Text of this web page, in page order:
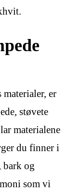
materialer, er
støvete
materialene
du finner i
bark og
som vi